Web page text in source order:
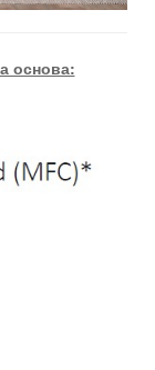
основа: